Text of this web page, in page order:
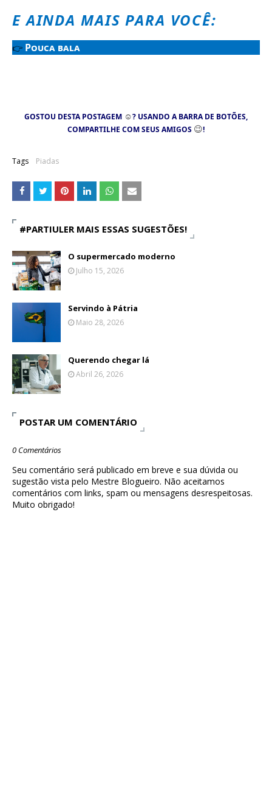
E AINDA MAIS PARA VOCÊ:
👉 Pouca bala
GOSTOU DESTA POSTAGEM ☺? USANDO A BARRA DE BOTÕES,
COMPARTILHE COM SEUS AMIGOS 😉!
Tags Piadas
#PARTIULER MAIS ESSAS SUGESTÕES!
O supermercado moderno
Julho 15, 2026
Servindo à Pátria
Maio 28, 2026
Querendo chegar lá
Abril 26, 2026
POSTAR UM COMENTÁRIO
0 Comentários
Seu comentário será publicado em breve e sua dúvida ou
sugestão vista pelo Mestre Blogueiro. Não aceitamos
comentários com links, spam ou mensagens desrespeitosas.
Muito obrigado!